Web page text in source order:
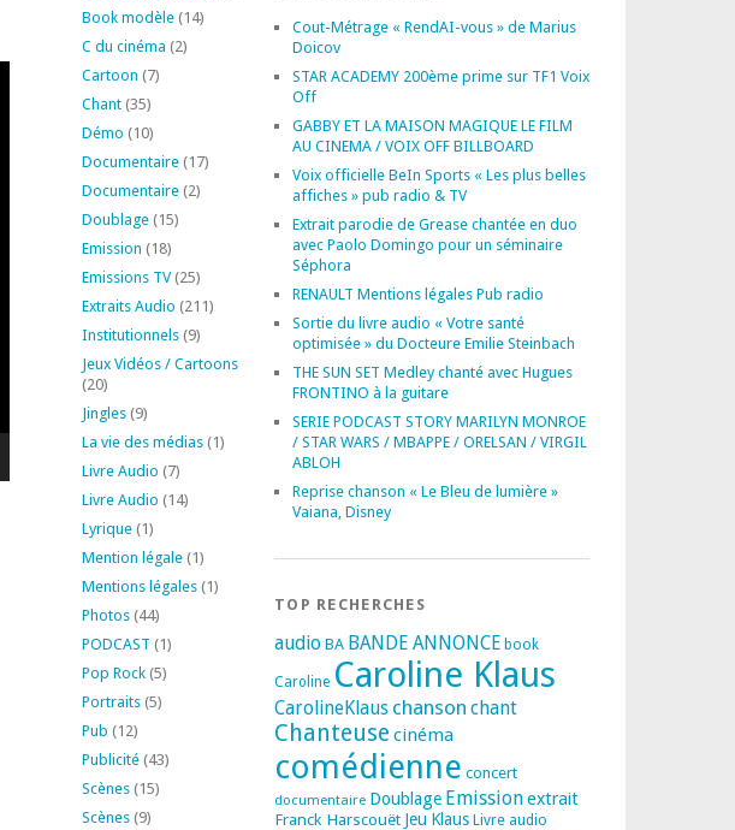
Book modèle(14)
C du cinéma (2)
Cartoon (7)
Chant(35)
Démo (10)
Documentaire(17)
Documentaire(2)
Doublage(15)
Emission (18)
Emissions TV(25)
Extraits Audio (211)
Institutionnels(9)
Jeux Vidéos / Cartoons
(20)
Jingles(9)
La vie des médias(1)
Livre Audio (7)
Livre Audio (14)
Lyrique(1)
Mention légale(1)
Mentions légales(1)
Photos(44)
PODCAST (1)
Pop Rock(5)
Portraits(5)
Pub (12)
Publicité(43)
Scènes(15)
Scènes(9)
Cout-Métrage « RendAI-vous » de Marius
Doicov
STAR ACADEMY 200ème prime sur TF1 Voix
Off
GABBY ET LA MAISON MAGIQUE LE FILM
AU CINEMA / VOIX OFF BILLBOARD
Voix officielle BeIn Sports « Les plus belles
affiches » pub radio & TV
Extrait parodie de Grease chantée en duo
avec Paolo Domingo pour un séminaire
Séphora
RENAULT Mentions légales Pub radio
Sortie du livre audio « Votre santé
optimisée » du Docteure Emilie Steinbach
THE SUN SET Medley chanté avec Hugues
FRONTINO à la guitare
SERIE PODCAST STORY MARILYN MONROE
/ STAR WARS / MBAPPE / ORELSAN / VIRGIL
ABLOH
Reprise chanson « Le Bleu de lumière »
Vaiana, Disney
TOP RECHERCHES
audio BA BANDE ANNONCE book
Caroline Caroline Klaus
CarolineKlaus chanson chant
Chanteuse cinéma
comédienne concert
documentaire Doublage Emissionextrait
Franck Harscouët Jeu Klaus Livre audio